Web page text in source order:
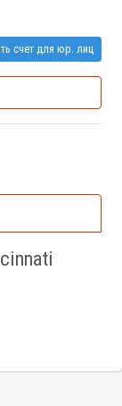
счет для юр. лиц